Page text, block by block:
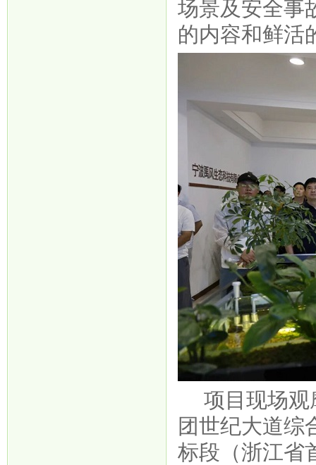
场景及安全事
的内容和鲜活
项目现场
团世纪大道综
标段（浙江省